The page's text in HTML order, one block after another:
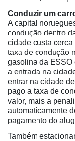
Conduzir um
A capital
condução dentro
cidade custa cerca
taxa de condução
gasolina da ESSO
a entrada na
entrar na cidade
pago a taxa de
valor, mais a
automaticamente
pagamento do
Também